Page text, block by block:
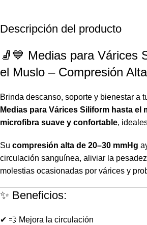
Descripción del producto
🧦💙 Medias para Várices
el Muslo – Compresión
Brinda descanso, soporte y bienestar a
Medias para Várices Siliform hasta el
microfibra suave y confortable,
Su compresión alta de 20–30 mmHg
circulación sanguínea, aliviar la
molestias ocasionadas por várices y
✨ Beneficios:
✔ 💨 Mejora la circulación